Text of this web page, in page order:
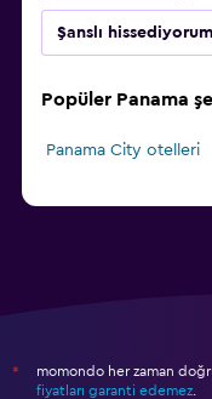
Şanslı hissediyorum
Popüler Panama
Panama City otelleri
*
momondo her zaman
fiyatları garanti edemez